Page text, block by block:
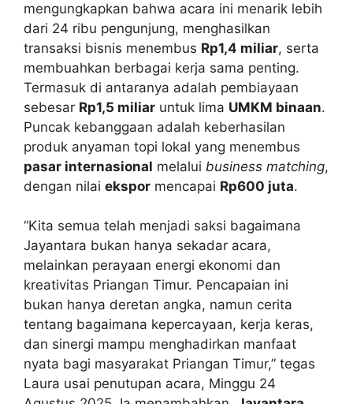
mengungkapkan bahwa acara ini menarik lebih
dari 24 ribu pengunjung, menghasilkan
transaksi bisnis menembus Rp1,4 miliar, serta
membuahkan berbagai kerja sama penting.
Termasuk di antaranya adalah pembiayaan
sebesar Rp1,5 miliar untuk lima UMKM binaan.
Puncak kebanggaan adalah keberhasilan
produk anyaman topi lokal yang menembus
pasar internasional melalui business matching,
dengan nilai ekspor mencapai Rp600 juta.
“Kita semua telah menjadi saksi bagaimana
Jayantara bukan hanya sekadar acara,
melainkan perayaan energi ekonomi dan
kreativitas Priangan Timur. Pencapaian ini
bukan hanya deretan angka, namun cerita
tentang bagaimana kepercayaan, kerja keras,
dan sinergi mampu menghadirkan manfaat
nyata bagi masyarakat Priangan Timur,” tegas
Laura usai penutupan acara, Minggu 24